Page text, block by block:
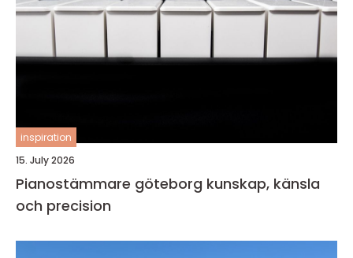
inspiration
15. July 2026
Pianostämmare göteborg kunskap, känsla
och precision